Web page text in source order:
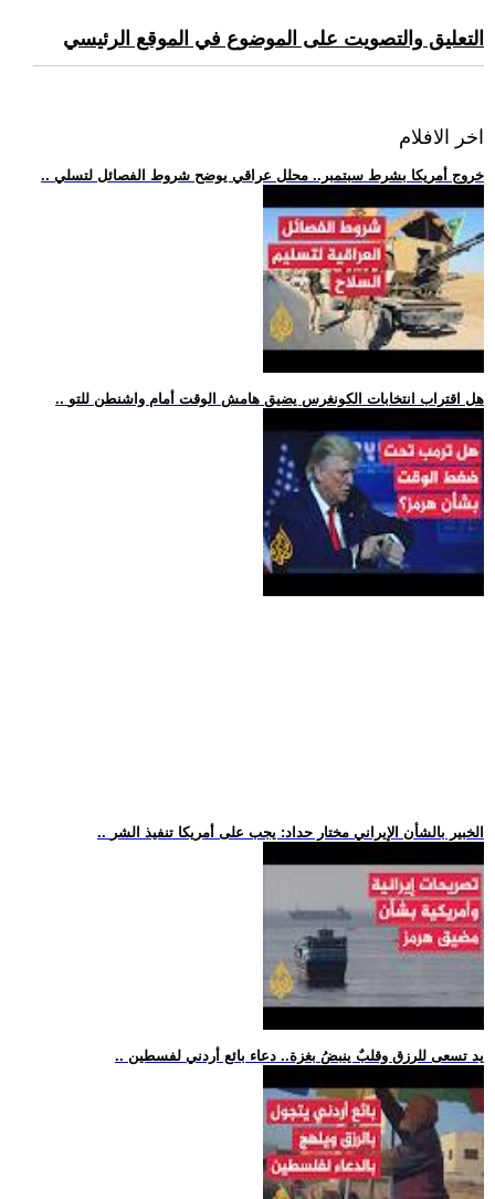
التعليق والتصويت على الموضوع في الموقع الرئيسي
اخر الافلام
.. خروج أمريكا بشرط سبتمبر.. محلل عراقي يوضح شروط الفصائل لتسلي
.. هل اقتراب انتخابات الكونغرس يضيق هامش الوقت أمام واشنطن للتو
.. الخبير بالشأن الإيراني مختار حداد: يجب على أمريكا تنفيذ الشر
.. يد تسعى للرزق وقلبٌ ينبضُ بغزة.. دعاء بائع أردني لفسطين